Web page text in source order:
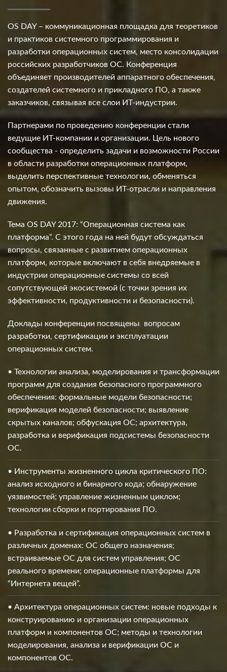
OS DAY – коммуникационная площадка для теоретиков
и практиков системного программирования и
разработки операционных систем, место консолидации
российских разработчиков ОС. Конференция
объединяет производителей аппаратного обеспечения,
создателей системного и прикладного ПО, а также
заказчиков, связывая все слои ИТ-индустрии.
Партнерами по проведению конференции стали
ведущие ИТ-компании и организации. Цель нового
сообщества - определить задачи и возможности России
в области разработки операционных платформ,
выделить перспективные технологии, обменяться
опытом, обозначить вызовы ИТ-отрасли и направления
движения.
Тема OS DAY 2017: “Операционная система как
платформа”. С этого года на ней будут обсуждаться
вопросы, связанные с развитием операционных
платформ, которые включают в себя внедряемые в
индустрии операционные системы со всей
сопутствующей экосистемой (с точки зрения их
эффективности, продуктивности и безопасности).
Доклады конференции посвящены вопросам
разработки, сертификации и эксплуатации
операционных систем.
• Технологии анализа, моделирования и трансформации
программ для создания безопасного программного
обеспечения: формальные модели безопасности;
верификация моделей безопасности; выявление
скрытых каналов; обфускация ОС; архитектура,
разработка и верификация подсистемы безопасности
ОС.
• Инструменты жизненного цикла критического ПО:
анализ исходного и бинарного кода; обнаружение
уязвимостей; управление жизненным циклом;
технологии сборки и портирования ПО.
• Разработка и сертификация операционных систем в
различных доменах: ОС общего назначения;
встраиваемые ОС для систем управления; ОС
реального времени; операционные платформы для
“Интернета вещей”.
• Архитектура операционных систем: новые подходы к
конструированию и организации операционных
платформ и компонентов ОС; методы и технологии
моделирования, анализа и верификации ОС и
компонентов ОС.